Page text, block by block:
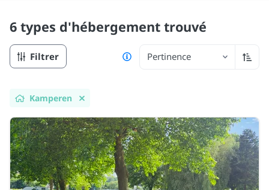
6 types d'hébergement trouvé
Filtrer Pertinence Trier
Kamperen